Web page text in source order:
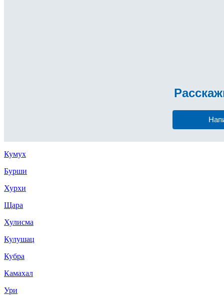
Кумух
Бурши
Хурхи
Щара
Хулисма
Кулушац
Кубра
Камахал
Ури